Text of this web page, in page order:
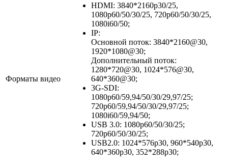
Форматы видео
HDMI: 3840*2160p30/25,
1080p60/50/30/25, 720p60/50/30/25,
1080i60/50;
IP:
Основной поток: 3840*2160@30,
1920*1080@30;
Дополнительный поток:
1280*720@30, 1024*576@30,
640*360@30;
3G-SDI:
1080p60/59,94/50/30/29,97/25;
720p60/59,94/50/30/29,97/25;
1080i60/59,94/50;
USB 3.0: 1080p60/50/30/25;
720p60/50/30/25;
USB2.0: 1024*576p30, 960*540p30,
640*360p30, 352*288p30;